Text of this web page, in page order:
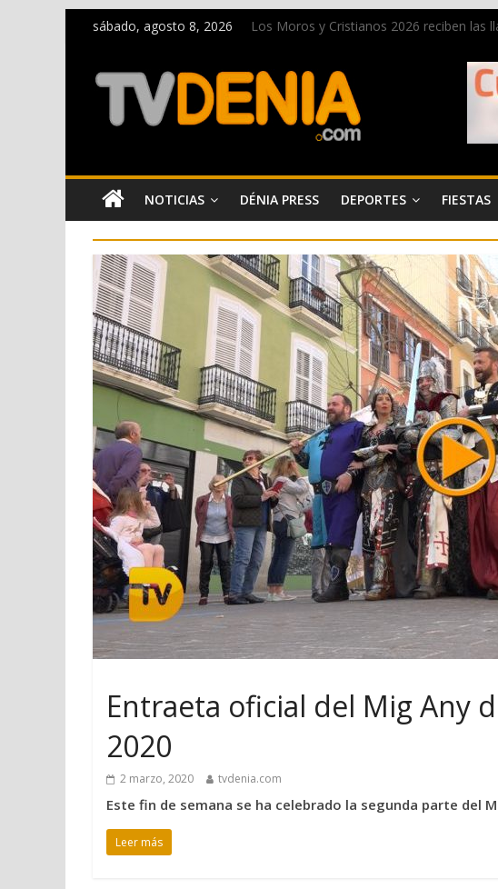
sábado, agosto 8, 2026
Los Moros y Cristianos 2026 reciben las
Paco Adsuar dona al Arxiu de Dénia
La Entraeta Festera llena de ambiente la
El XII Festival de Jazz de Dénia reunirá
NOTICIAS DÉNIA PRESS DEPORTES FIESTAS
Entraeta oficial del Mig Any
2020
2 marzo, 2020 tvdenia.com
Este fin de semana se ha celebrado la segunda parte del
Leer más